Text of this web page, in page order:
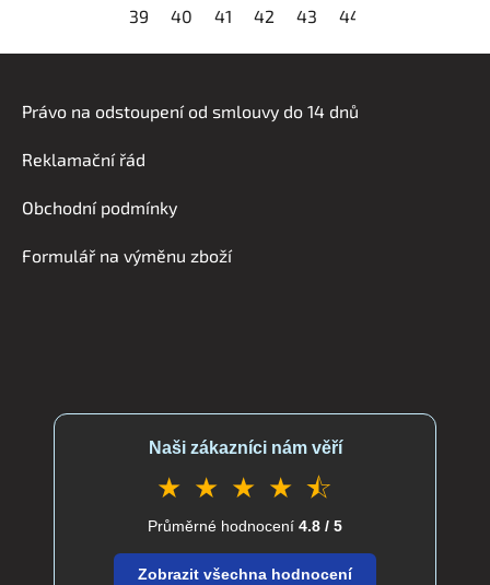
39 40 41 42 43 44
Právo na odstoupení od smlouvy do 14 dnů
Reklamační řád
Obchodní podmínky
Formulář na výměnu zboží
Naši zákazníci nám věří
★ ★ ★ ★ ⯪
Průměrné hodnocení 4.8 / 5
Zobrazit všechna hodnocení